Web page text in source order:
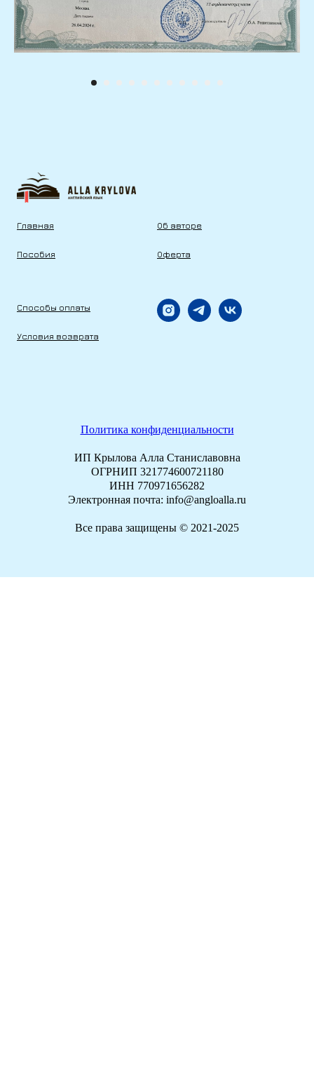
Главная
Пособия
Об авторе
Оферта
Способы оплаты
Условия возврата
Политика конфиденциальности
ИП Крылова Алла Станиславовна
ОГРНИП 321774600721180
ИНН 770971656282
Электронная почта: info@angloalla.ru
Все права защищены © 2021-2025